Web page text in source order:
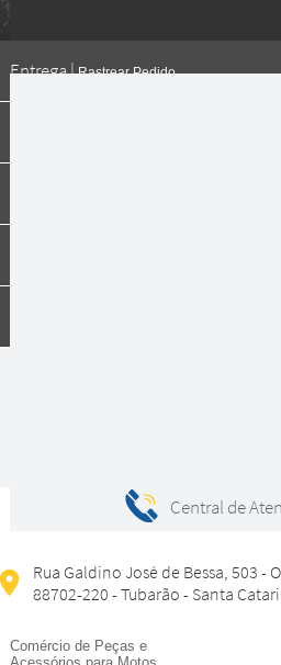
Entrega |Rastrear Pedido
Central de
Rua Galdino José de Bessa, 503 -
88702-220 - Tubarão - Santa
Comércio de Peças e